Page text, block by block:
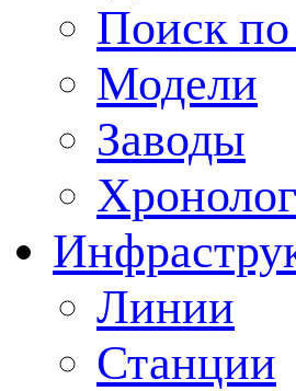
Поиск
Модели
Заводы
Линии
Станции